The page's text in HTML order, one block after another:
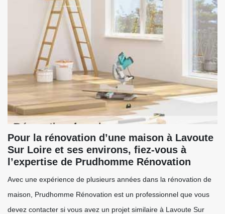
Pour la rénovation d’une maison à Lavoute
Sur Loire et ses environs, fiez-vous à
l’expertise de Prudhomme Rénovation
Avec une expérience de plusieurs années dans la rénovation de
maison, Prudhomme Rénovation est un professionnel que vous
devez contacter si vous avez un projet similaire à Lavoute Sur